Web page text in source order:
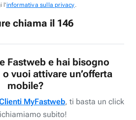
l'informativa sulla privacy.
chiama il 146
Fastweb e hai bisogno
mobile?
MyFastweb, ti basta un click
subito!